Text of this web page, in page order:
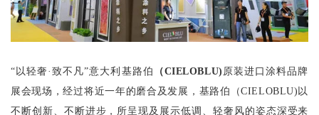
“以轻奢·致不凡”意大利基路伯 （CIELOBLU) 原装进口涂料品牌
展会现场，经过将近一年的磨合及发展，基路伯（CIELOBLU) 以
不断创新、不断进步，所呈现及展示低调、轻奢风的姿态深受来